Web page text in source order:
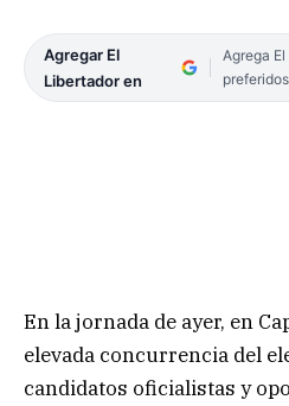
Agregar El
Libertador en
Agrega
En la jornada de ayer, en
elevada concurrencia del
candidatos oficialistas y